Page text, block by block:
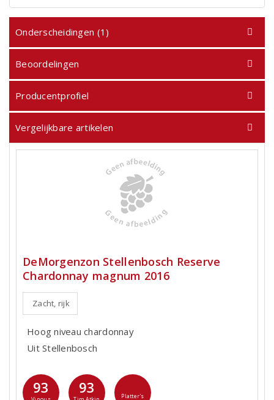
Onderscheidingen (1)
Beoordelingen
Producentprofiel
Vergelijkbare artikelen
DeMorgenzon Stellenbosch Reserve
Chardonnay magnum 2016
Zacht, rijk
Hoog niveau chardonnay
Uit Stellenbosch
93 93
Platter's